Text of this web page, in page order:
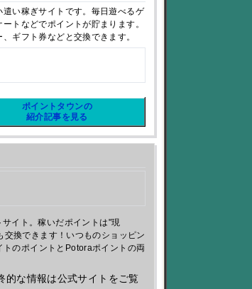
い稼ぎサイトです。毎日遊べるゲ
トなどでポイントが貯まります。
ギフト券などと交換できます。
ポイントタウンの
紹介記事を見る
イト。稼いだポイントは"現
換できます！いつものショッピン
のポイントとPotoraポイントの両
な情報は公式サイトをご覧